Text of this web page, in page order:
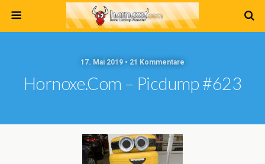
17. Mai 2019 • 21 Kommentare
Hornoxe.com – Picdump #623